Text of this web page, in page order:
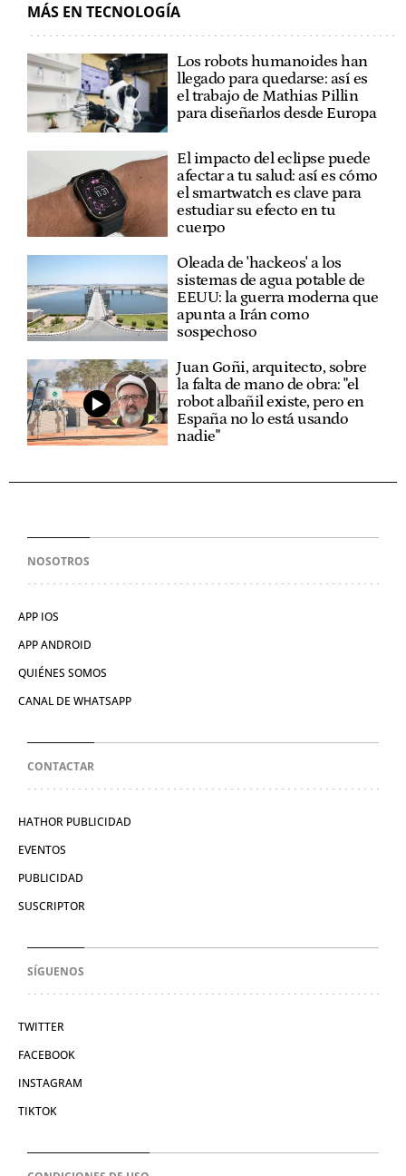
MÁS EN TECNOLOGÍA
Los robots humanoides han
llegado para quedarse: así es
el trabajo de Mathias Pillin
para diseñarlos desde Europa
El impacto del eclipse puede
afectar a tu salud: así es cómo
el smartwatch es clave para
estudiar su efecto en tu
cuerpo
Oleada de 'hackeos' a los
sistemas de agua potable de
EEUU: la guerra moderna que
apunta a Irán como
sospechoso
Juan Goñi, arquitecto, sobre
la falta de mano de obra: "el
robot albañil existe, pero en
España no lo está usando
nadie"
NOSOTROS
APP IOS
APP ANDROID
QUIÉNES SOMOS
CANAL DE WHATSAPP
CONTACTAR
HATHOR PUBLICIDAD
EVENTOS
PUBLICIDAD
SUSCRIPTOR
SÍGUENOS
TWITTER
FACEBOOK
INSTAGRAM
TIKTOK